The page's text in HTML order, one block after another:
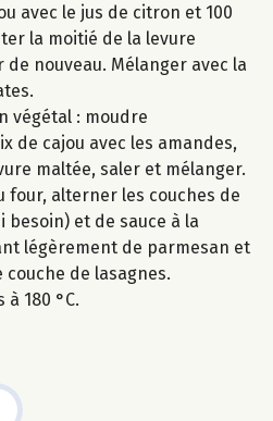
avec le jus de citron et 100
la moitié de la levure
nouveau. Mélanger avec la
végétal : moudre
de cajou avec les amandes,
maltée, saler et mélanger.
four, alterner les couches de
besoin) et de sauce à la
légèrement de parmesan et
de lasagnes.
180 °C.